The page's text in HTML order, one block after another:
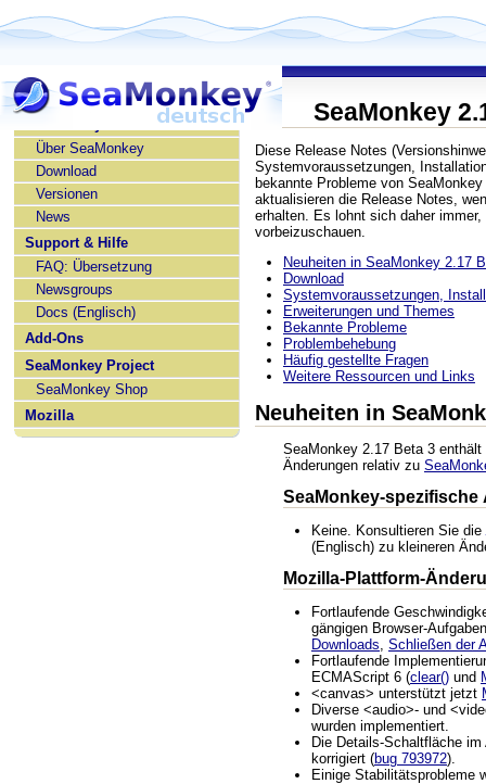
SeaMonkey deutsch
Über SeaMonkey
Download
Versionen
News
Support & Hilfe
FAQ: Übersetzung
Newsgroups
Docs (Englisch)
Add-Ons
SeaMonkey Project
SeaMonkey Shop
Mozilla
SeaMonkey
Diese Release Notes
Systemvoraussetzungen,
bekannte Probleme von
aktualisieren die Release Notes,
erhalten. Es lohnt sich daher
vorbeizuschauen.
Neuheiten in SeaMonkey 2.17
Download
Systemvoraussetzungen,
Erweiterungen und Themes
Bekannte Probleme
Problembehebung
Häufig gestellte Fragen
Weitere Ressourcen und Links
Neuheiten in
SeaMonkey 2.17 Beta 3 enthält
Änderungen relativ zu
SeaMonkey-spezifische
Keine. Konsultieren Sie die
(Englisch) zu kleineren
Mozilla-Plattform-
Fortlaufende
gängigen Browser-
Downloads Schließen der
Fortlaufende
ECMAScript 6 (clear() und
<canvas> unterstützt jetzt
Diverse <audio>- und
wurden implementiert.
Die Details-Schaltfläche
korrigiert (bug 793972).
Einige Stabilitätsprobleme